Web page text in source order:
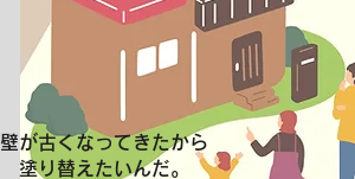
壁が古くなってきたから
塗り替えたいんだ。